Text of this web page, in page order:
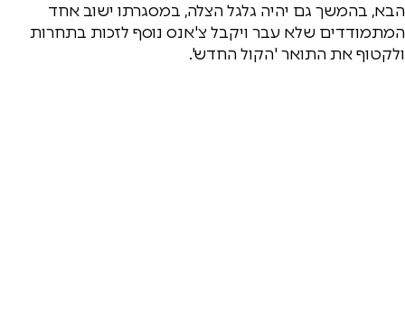
הבא, בהמשך גם יהיה גלגל הצלה, במסגרתו ישוב אחד
המתמודדים שלא עבר ויקבל צ'אנס נוסף לזכות בתחרות
ולקטוף את התואר 'הקול החדש'.